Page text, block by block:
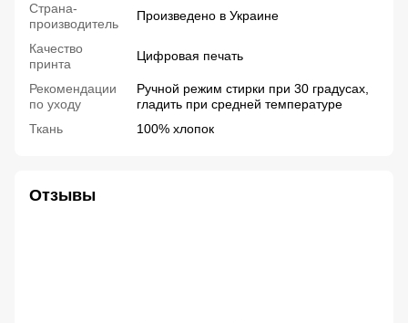
Страна-
производитель
Произведено в Украине
Качество
принта
Цифровая печать
Рекомендации
по уходу
Ручной режим стирки при 30 градусах,
гладить при средней температуре
Ткань
100% хлопок
Отзывы